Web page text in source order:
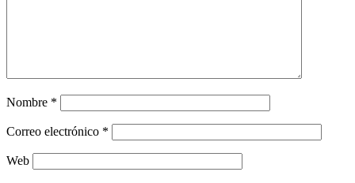
Nombre *
Correo electrónico *
Web